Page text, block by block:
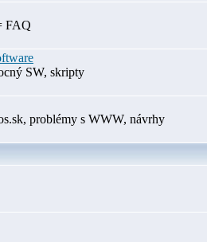
FAQ
SW, skripty
problémy s WWW, návrhy